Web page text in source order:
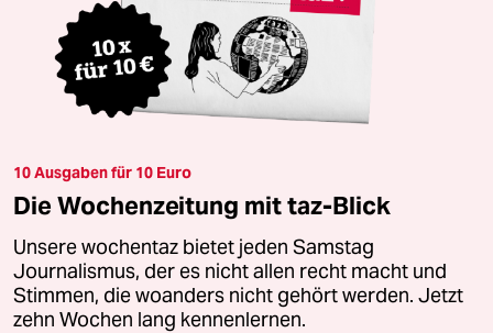
10 Ausgaben für 10 Euro
Die Wochenzeitung mit taz-Blick
Unsere wochentaz bietet jeden Samstag
Journalismus, der es nicht allen recht macht und
Stimmen, die woanders nicht gehört werden. Jetzt
zehn Wochen lang kennenlernen.